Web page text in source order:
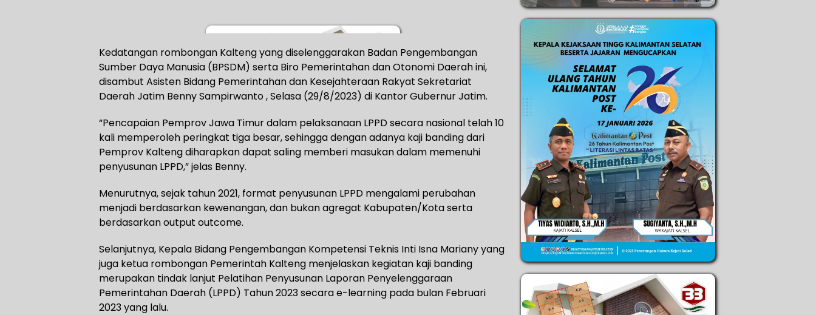
Kedatangan rombongan Kalteng yang diselenggarakan Badan Pengembangan
Sumber Daya Manusia (BPSDM) serta Biro Pemerintahan dan Otonomi Daerah ini,
disambut Asisten Bidang Pemerintahan dan Kesejahteraan Rakyat Sekretariat
Daerah Jatim Benny Sampirwanto , Selasa (29/8/2023) di Kantor Gubernur Jatim.
“Pencapaian Pemprov Jawa Timur dalam pelaksanaan LPPD secara nasional telah 10
kali memperoleh peringkat tiga besar, sehingga dengan adanya kaji banding dari
Pemprov Kalteng diharapkan dapat saling memberi masukan dalam memenuhi
penyusunan LPPD,” jelas Benny.
Menurutnya, sejak tahun 2021, format penyusunan LPPD mengalami perubahan
menjadi berdasarkan kewenangan, dan bukan agregat Kabupaten/Kota serta
berdasarkan output outcome.
Selanjutnya, Kepala Bidang Pengembangan Kompetensi Teknis Inti Isna Mariany yang
juga ketua rombongan Pemerintah Kalteng menjelaskan kegiatan kaji banding
merupakan tindak lanjut Pelatihan Penyusunan Laporan Penyelenggaraan
Pemerintahan Daerah (LPPD) Tahun 2023 secara e-learning pada bulan Februari
2023 yang lalu.